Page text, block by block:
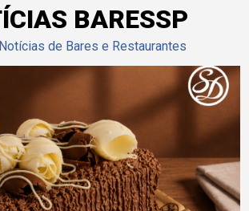
BARESSP
de Bares e Restaurantes